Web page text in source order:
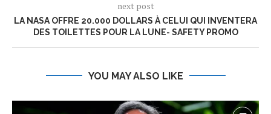
next post
LA NASA OFFRE 20.000 DOLLARS À CELUI QUI INVENTERA
DES TOILETTES POUR LA LUNE- SAFETY PROMO
YOU MAY ALSO LIKE